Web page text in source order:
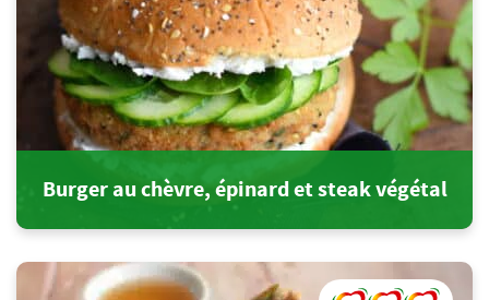
Burger au chèvre, épinard et steak végétal